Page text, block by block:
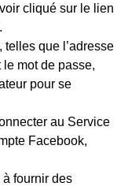
cliqué sur le lien
telles que l’adresse
mot de passe,
pour se
au Service
Facebook,
à fournir des